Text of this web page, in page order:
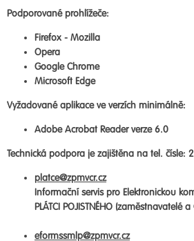
Podporované prohlížeče:
Firefox - Mozilla
Opera
Google Chrome
Microsoft Edge
Vyžadované aplikace ve verzích minimálně:
Adobe Acrobat Reader verze 6.0
Technická podpora je zajištěna na tel. čísle:
platce@zpmvcr.cz
Informační servis pro Elektronickou
PLÁTCI POJISTNÉHO (zaměstnavatelé a
eformssmlp@zpmvcr.cz